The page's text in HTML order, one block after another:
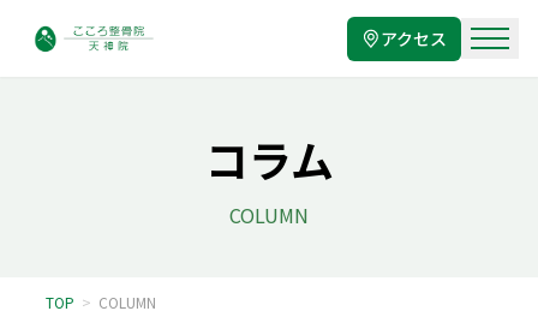
アクセス
コラム
COLUMN
TOP > COLUMN